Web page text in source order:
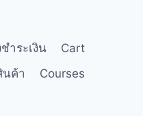
ำระเงิน
Cart
นค้า
Courses